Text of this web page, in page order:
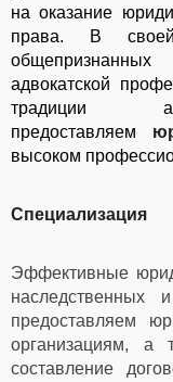
на оказание
права. В
адвокатской
традиции
предоставляем
высоком
Специализация
Эффективные
наследственных
предоставляем
организациям, а
составление